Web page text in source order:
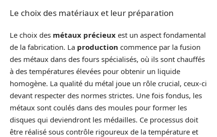
Le choix des matériaux et leur préparation
Le choix des métaux précieux est un aspect fondamental
de la fabrication. La production commence par la fusion
des métaux dans des fours spécialisés, où ils sont chauffés
à des températures élevées pour obtenir un liquide
homogène. La qualité du métal joue un rôle crucial, ceux-ci
devant respecter des normes strictes. Une fois fondus, les
métaux sont coulés dans des moules pour former les
disques qui deviendront les médailles. Ce processus doit
être réalisé sous contrôle rigoureux de la température et